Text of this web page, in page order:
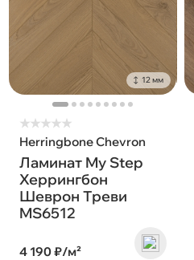
12 мм
★★★★★
Herringbone Chevron
Ламинат My Step
Херрингбон
Шеврон Треви
MS6512
4 190 ₽/м²